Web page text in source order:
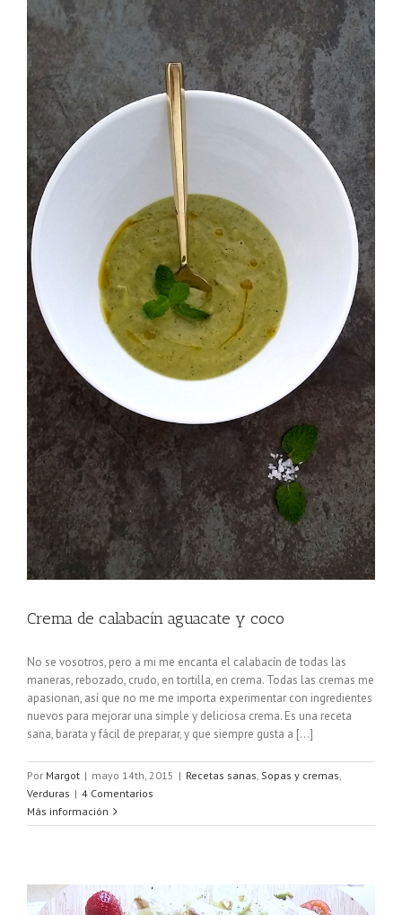
rojos
Crema de calabacín aguacate y coco
No se vosotros, pero a mi me encanta el calabacín de todas las
maneras, rebozado, crudo, en tortilla, en crema. Todas las cremas me
apasionan, así que no me me importa experimentar con ingredientes
nuevos para mejorar una simple y deliciosa crema. Es una receta
sana, barata y fácil de preparar, y que siempre gusta a [...]
Por Margot | mayo 14th, 2015 | Recetas sanas Sopas y cremas
Verduras | 4 Comentarios
Más información